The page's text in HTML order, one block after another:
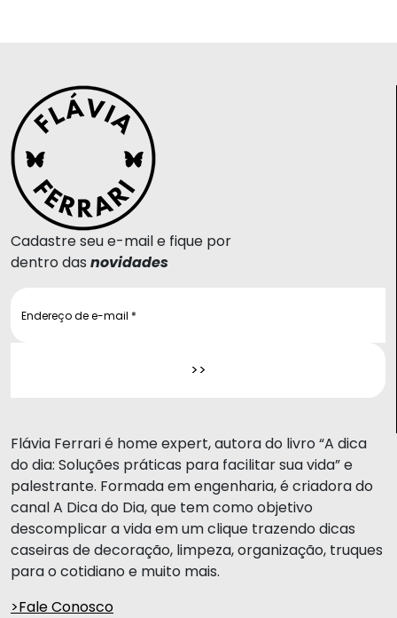
Cadastre seu e-mail e fique por
dentro das novidades
Flávia Ferrari é home expert, autora do livro “A dica
do dia: Soluções práticas para facilitar sua vida” e
palestrante. Formada em engenharia, é criadora do
canal A Dica do Dia, que tem como objetivo
descomplicar a vida em um clique trazendo dicas
caseiras de decoração, limpeza, organização, truques
para o cotidiano e muito mais.
>Fale Conosco